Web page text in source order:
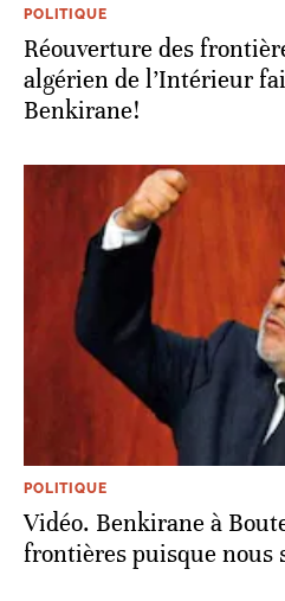
POLITIQUE
Réouverture des
algérien de l’Intérieur
Benkirane!
POLITIQUE
Vidéo. Benkirane à
frontières puisque nous